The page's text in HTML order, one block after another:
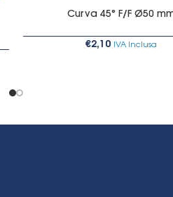
Curva 45° F/F Ø50
€2,10 IVA Inclusa